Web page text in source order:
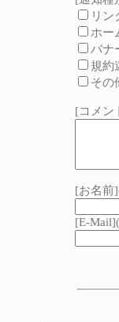
リン
ホー
バナ
規約
その
[コメン
[お名前
[E-